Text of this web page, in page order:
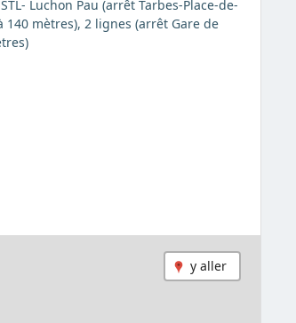
Luchon Pau (arrêt Tarbes-Place-de-
mètres), 2 lignes (arrêt Gare de
y aller